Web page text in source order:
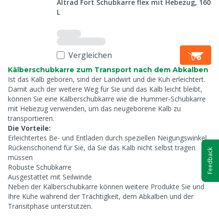
Altrad Fort Schubkarre flex mit Hebezug, 160
L
Vergleichen
Kälberschubkarre zum Transport nach dem Abkalben
Ist das Kalb geboren, sind der Landwirt und die Kuh erleichtert.
Damit auch der weitere Weg für Sie und das Kalb leicht bleibt,
können Sie eine Kälberschubkarre wie die Hummer-Schubkarre
mit Hebezug verwenden, um das neugeborene Kalb zu
transportieren.
Die Vorteile:
Erleichtertes Be- und Entladen durch speziellen Neigungswinkel
Rückenschonend für Sie, da Sie das Kalb nicht selbst tragen
müssen
Robuste Schubkarre
Ausgestattet mit Seilwinde
Neben der Kälberschubkarre können weitere Produkte Sie und
Ihre Kühe während der Trächtigkeit, dem Abkalben und der
Transitphase unterstützen.
Feedback